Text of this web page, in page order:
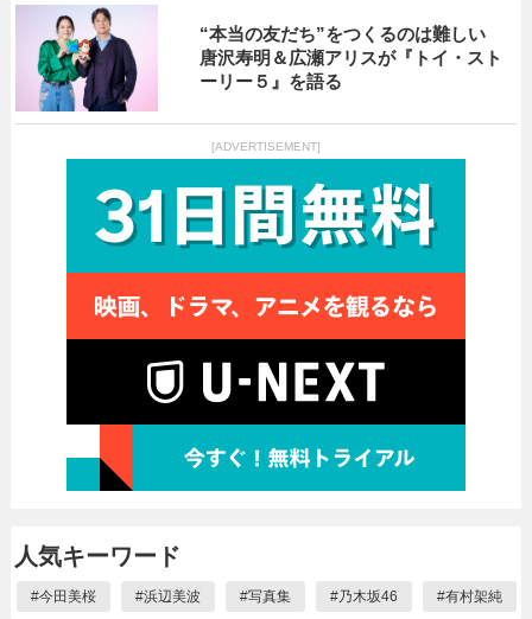
“本当の友だち”をつくるのは難しい
唐沢寿明＆広瀬アリスが『トイ・スト
ーリー５』を語る
[ADVERTISEMENT]
人気キーワード
#今田美桜 #浜辺美波 #写真集 #乃木坂46 #有村架純